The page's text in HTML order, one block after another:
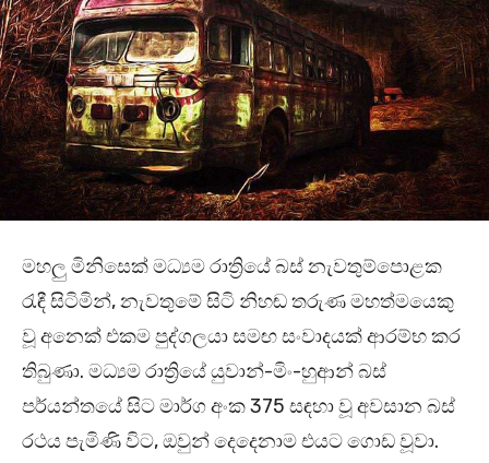
මහලු මිනිසෙක් මධ්‍යම රාත්‍රියේ බස් නැවතුම්පොළක
රැඳී සිටිමින්, නැවතුමේ සිටි නිහඬ තරුණ මහත්මයෙකු
වූ අනෙක් එකම පුද්ගලයා සමඟ සංවාදයක් ආරම්භ කර
තිබුණා. මධ්‍යම රාත්‍රියේ යුවාන්-මිං-හුආන් බස්
පර්යන්තයේ සිට මාර්ග අංක 375 සඳහා වූ අවසාන බස්
රථය පැමිණි විට, ඔවුන් දෙදෙනාම එයට ගොඩ වූවා.